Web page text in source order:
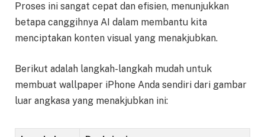
Proses ini sangat cepat dan efisien, menunjukkan
betapa canggihnya AI dalam membantu kita
menciptakan konten visual yang menakjubkan.
Berikut adalah langkah-langkah mudah untuk
membuat wallpaper iPhone Anda sendiri dari gambar
luar angkasa yang menakjubkan ini: